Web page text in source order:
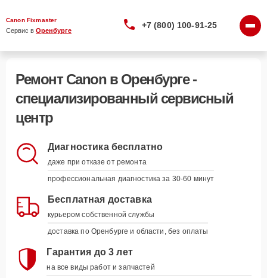
Canon Fixmaster
Сервис в Оренбурге
+7 (800) 100-91-25
Ремонт Canon в Оренбурге -
специализированный сервисный
центр
Диагностика бесплатно
даже при отказе от ремонта
профессиональная диагностика за 30-60 минут
Бесплатная доставка
курьером собственной службы
доставка по Оренбурге и области, без оплаты
Гарантия до 3 лет
на все виды работ и запчастей